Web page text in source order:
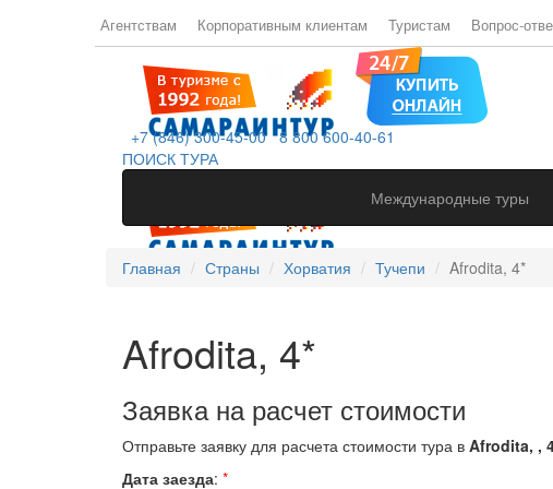
Агентствам Корпоративным клиентам Туристам Вопрос-
+7 (846) 300-45-00 8 800 600-40-61
ПОИСК ТУРА
Международные туры
Главная Страны Хорватия Тучепи Afrodita, 4*
Afrodita, 4*
Заявка на расчет стоимости
Отправьте заявку для расчета стоимости тура в Afrodita, ,
Дата заезда: *